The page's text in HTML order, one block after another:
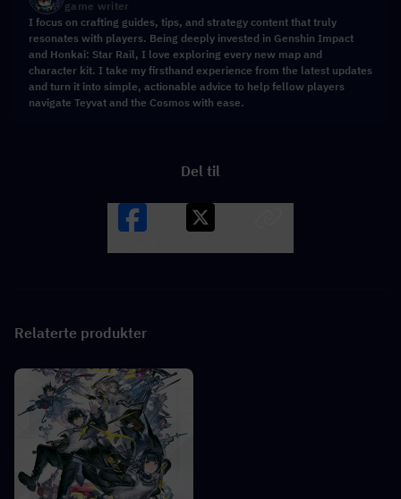
game writer
I focus on crafting guides, tips, and strategy content that truly
resonates with players. Being deeply invested in Genshin Impact
and Honkai: Star Rail, I love exploring every new map and
character kit. I take my firsthand experience from the latest updates
and turn it into simple, actionable advice to help fellow players
navigate Teyvat and the Cosmos with ease.
Del til
Relaterte produkter